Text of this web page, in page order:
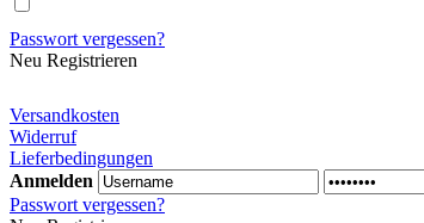
Passwort vergessen?
Neu Registrieren
Versandkosten
Widerruf
Lieferbedingungen
Anmelden
Passwort vergessen?